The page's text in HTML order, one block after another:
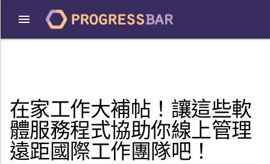
在家工作大補帖！讓這些軟
體服務程式協助你線上管理
遠距國際工作團隊吧！